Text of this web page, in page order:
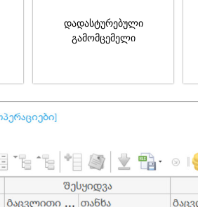
დადასტურებული
გამომცემელი